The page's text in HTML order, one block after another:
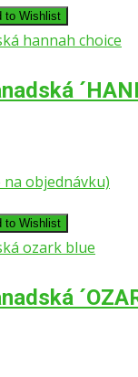
to Wishlist
objednávku)
to Wishlist